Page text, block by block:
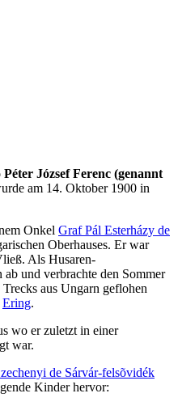
József Ferenc (genannt
am 14. Oktober 1900 in
Onkel Graf Pál Esterházy de
Oberhauses. Er war
Als Husaren-
und verbrachte den Sommer
aus Ungarn geflohen
Ering.
wo er zuletzt in einer
war.
de Sárvár-felsõvidék
Kinder hervor: